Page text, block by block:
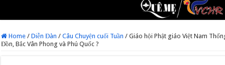
Home / Diễn Đàn / Câu Chuyện cuối Tuần / Giáo hội Phật giáo Việt Nam
Đồn, Bắc Vân Phong và Phú Quốc ?